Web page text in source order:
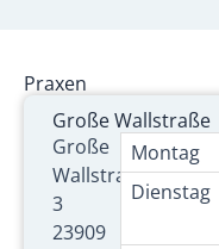
Praxen
Große Wallstraße
Große
Wallstraße
3
23909
Montag
Dienstag